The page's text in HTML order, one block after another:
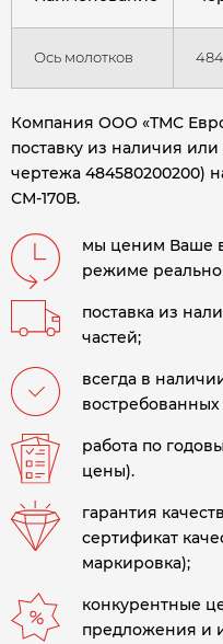
Ось молотков
Компания ООО «ТМС
поставку из наличия
чертежа 484580200200)
СМ-170В.
мы ценим Ваше
режиме
поставка из
частей;
всегда в
востребованных
работа по
цены).
гарантия
сертификат
маркировка);
конкурентные
предложения и